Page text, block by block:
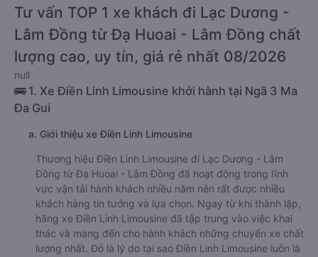
Tư vấn TOP 1 xe khách đi Lạc Dương -
Lâm Đồng từ Đạ Huoai - Lâm Đồng chất
lượng cao, uy tín, giá rẻ nhất 08/2026
null
🚌 1. Xe Điền Linh Limousine khởi hành tại Ngã 3 Ma
Đa Gui
a. Giới thiệu xe Điền Linh Limousine
Thương hiệu Điền Linh Limousine đi Lạc Dương - Lâm
Đồng từ Đạ Huoai - Lâm Đồng đã hoạt động trong lĩnh
vực vận tải hành khách nhiều năm nên rất được nhiều
khách hàng tin tưởng và lựa chọn. Ngay từ khi thành lập,
hãng xe Điền Linh Limousine đã tập trung vào việc khai
thác và mang đến cho hành khách những chuyến xe chất
lượng nhất. Đó là lý do tại sao Điền Linh Limousine luôn là